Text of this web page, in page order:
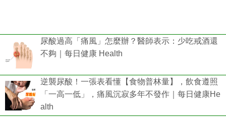
尿酸過高「痛風」怎麼辦？醫師表示：少吃戒酒還
不夠｜每日健康 Health
逆襲尿酸！一張表看懂【食物普林量】，飲食遵照
「一高一低」，痛風沉寂多年不發作｜每日健康He
alth